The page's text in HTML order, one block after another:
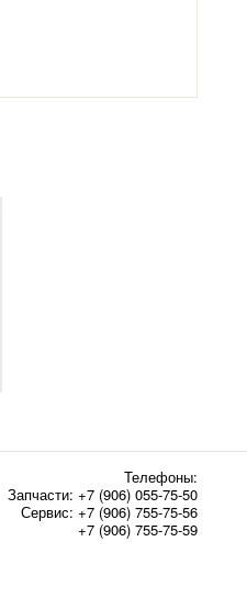
Телефоны:
Запчасти: +7 (906) 055-75-50
Сервис: +7 (906) 755-75-56
+7 (906) 755-75-59